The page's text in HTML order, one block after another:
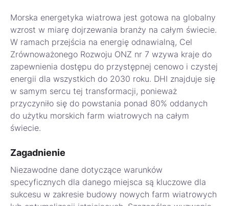
Morska energetyka wiatrowa jest gotowa na globalny
wzrost w miarę dojrzewania branży na całym świecie.
W ramach przejścia na energię odnawialną, Cel
Zrównoważonego Rozwoju ONZ nr 7 wzywa kraje do
zapewnienia dostępu do przystępnej cenowo i czystej
energii dla wszystkich do 2030 roku. DHI znajduje się
w samym sercu tej transformacji, ponieważ
przyczyniło się do powstania ponad 80% oddanych
do użytku morskich farm wiatrowych na całym
świecie.
Zagadnienie
Niezawodne dane dotyczące warunków
specyficznych dla danego miejsca są kluczowe dla
sukcesu w zakresie budowy nowych farm wiatrowych